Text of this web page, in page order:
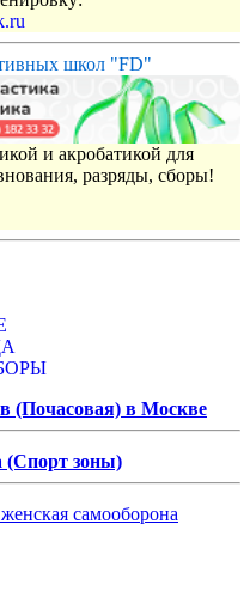
школ "FD"
и акробатикой для
разряды, сборы!
(Почасовая) в Москве
(Спорт зоны)
самооборона